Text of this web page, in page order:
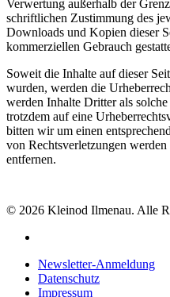
Verwertung außerhalb der
schriftlichen Zustimmung des
Downloads und Kopien dieser
kommerziellen Gebrauch
Soweit die Inhalte auf dieser
wurden, werden die
werden Inhalte Dritter als
trotzdem auf eine
bitten wir um einen
von Rechtsverletzungen
entfernen.
© 2026 Kleinod Ilmenau. Alle
Newsletter-Anmeldung
Datenschutz
Impressum